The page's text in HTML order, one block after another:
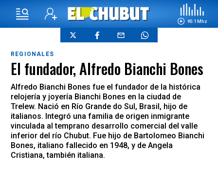
90.1 Mhz
REGIONALES
El fundador, Alfredo Bianchi Bones
Alfredo Bianchi Bones fue el fundador de la histórica
relojería y joyería Bianchi Bones en la ciudad de
Trelew. Nació en Río Grande do Sul, Brasil, hijo de
italianos. Integró una familia de origen inmigrante
vinculada al temprano desarrollo comercial del valle
inferior del río Chubut. Fue hijo de Bartolomeo Bianchi
Bones, italiano fallecido en 1948, y de Angela
Cristiana, también italiana.